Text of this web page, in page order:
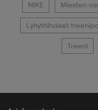
NIKE Miesten
Lyhythihaiset
Treeni